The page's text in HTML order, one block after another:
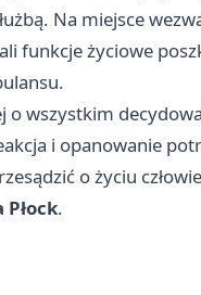
Na miejsce
funkcje życiowe
o wszystkim
i opanowanie
o życiu
Płock.